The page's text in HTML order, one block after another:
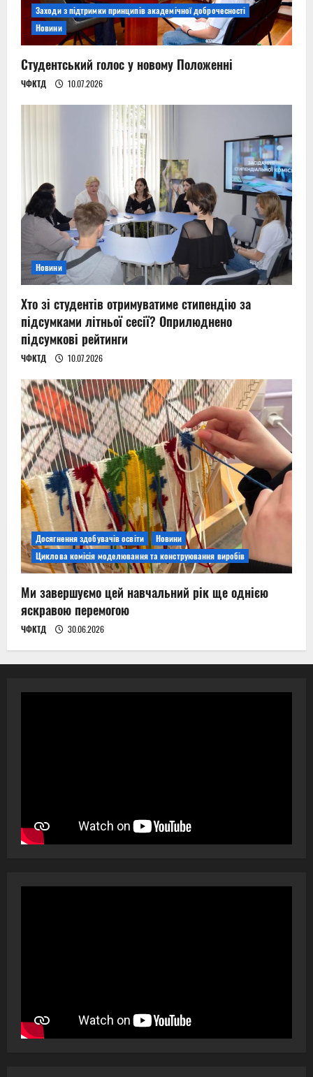
Заходи з підтримки принципів академічної доброчесності
Новини
Студентський голос у новому Положенні
ЧФКТД 10.07.2026
Новини
Хто зі студентів отримуватиме стипендію за
підсумками літньої сесії? Оприлюднено
підсумкові рейтинги
ЧФКТД 10.07.2026
Досягнення здобувачів освіти
Новини
Циклова комісія моделювання та конструювання виробів
Ми завершуємо цей навчальний рік ще однією
яскравою перемогою
ЧФКТД 30.06.2026